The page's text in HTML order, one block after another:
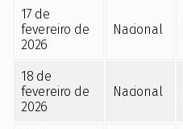
17 de
fevereiro de
2026
Nacional
18 de
fevereiro de
2026
Nacional